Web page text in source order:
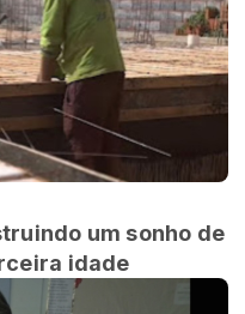
um sonho de
idade